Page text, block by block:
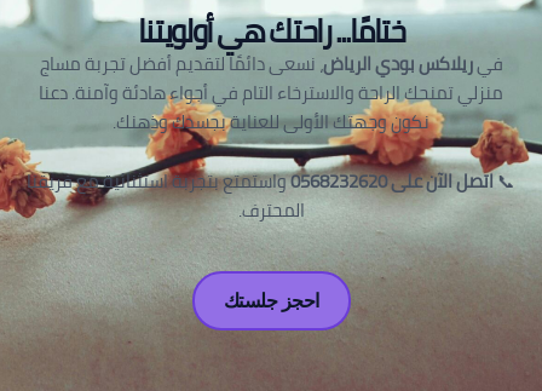
ختامًا... راحتك هي أولويتنا
فيريلاكس بودي الرياض، نسعى دائمًا لتقديم أفضل تجربة مساج
منزلي تمنحك الراحة والاسترخاء التام في أجواء هادئة وآمنة. دعنا
نكون وجهتك الأولى للعناية بجسدك وذهنك.
📞اتصل الآن على 0568232620
واستمتع بتجربة استثنائية مع فريقنا
المحترف.
احجز جلستك